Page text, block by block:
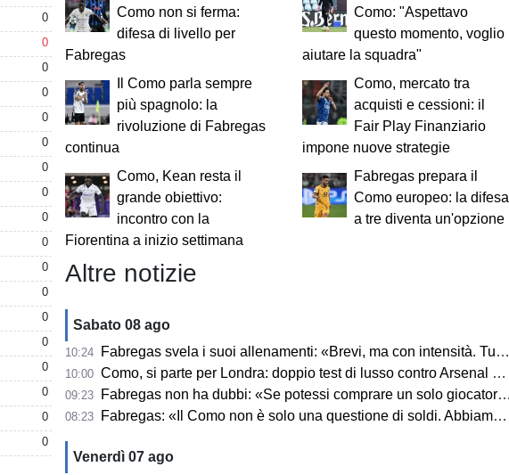
0
0
0
0
0
0
0
0
0
0
0
0
0
0
0
0
0
0
Como non si ferma:
difesa di livello per
Fabregas
Como: "Aspettavo
questo momento, voglio
aiutare la squadra"
Il Como parla sempre
più spagnolo: la
rivoluzione di Fabregas
continua
Como, mercato tra
acquisti e cessioni: il
Fair Play Finanziario
impone nuove strategie
Como, Kean resta il
grande obiettivo:
incontro con la
Fiorentina a inizio settimana
Fabregas prepara il
Como europeo: la difesa
a tre diventa un'opzione
Altre notizie
Sabato 08 ago
10:24 Fabregas svela i suoi allenamenti: «Brevi, ma con intensità. Tutto con la palla a mille all’ora»
10:00 Como, si parte per Londra: doppio test di lusso contro Arsenal e Liverpool
09:23 Fabregas non ha dubbi: «Se potessi comprare un solo giocatore prenderei Lautaro Martinez»
08:23 Fabregas: «Il Como non è solo una questione di soldi. Abbiamo valorizzato squadra e giocatori»
Venerdì 07 ago